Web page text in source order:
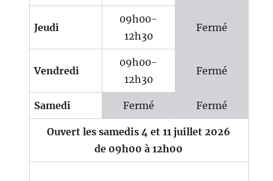
Jeudi
09h00-
12h30
Fermé
Vendredi
09h00-
12h30
Fermé
Samedi Fermé Fermé
Ouvert les samedis 4 et 11 juillet 2026
de 09h00 à 12h00